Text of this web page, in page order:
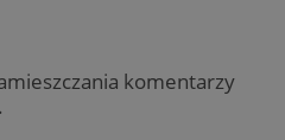
komentarzy